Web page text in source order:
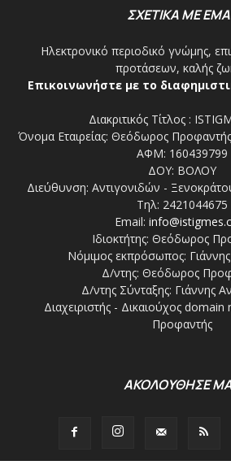
ΣΧΕΤΙΚΑ ΜΕ
Ηλεκτρονικό περιοδικό γνώμης,
προτάσεων, καλής
Επικοινωνήστε με το
Διακριτικός Τίτλος :
Όνομα Εταιρείας: Θεόδωρος
ΑΦΜ: 160439799
ΔΟΥ: ΒΟΛΟΥ
Διεύθυνση: Αντιγονιδών -
Τηλ: 2421044675
Email:
Ιδιοκτήτης: Θεόδωρος
Νόμιμος εκπρόσωπος:
Δ/ντης: Θεόδωρος
Δ/ντης Σύνταξης: Γιάννης
Διαχειριστής - Δικαιούχος
Προφαντής
ΑΚΟΛΟΥΘΗΣΕ